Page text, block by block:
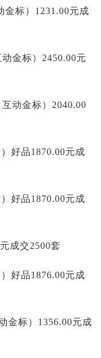
金标）1231.00元成
金标）2450.00元
动金标）2040.00
好品1870.00元成
好品1870.00元成
成交2500套
好品1876.00元成
金标）1356.00元成